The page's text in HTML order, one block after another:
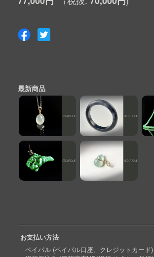
最新商品
お支払い方法
ペイパル (ペイパル口座、クレジットカード)